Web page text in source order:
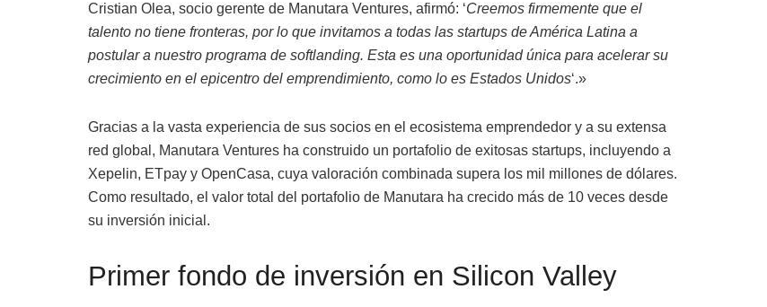
Cristian Olea, socio gerente de Manutara Ventures, afirmó: ‘Creemos firmemente que el
talento no tiene fronteras, por lo que invitamos a todas las startups de América Latina a
postular a nuestro programa de softlanding. Esta es una oportunidad única para acelerar su
crecimiento en el epicentro del emprendimiento, como lo es Estados Unidos‘.»
Gracias a la vasta experiencia de sus socios en el ecosistema emprendedor y a su extensa
red global, Manutara Ventures ha construido un portafolio de exitosas startups, incluyendo a
Xepelin, ETpay y OpenCasa, cuya valoración combinada supera los mil millones de dólares.
Como resultado, el valor total del portafolio de Manutara ha crecido más de 10 veces desde
su inversión inicial.
Primer fondo de inversión en Silicon Valley